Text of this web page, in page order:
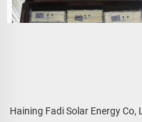
Haining Fadi Solar Energy Co,